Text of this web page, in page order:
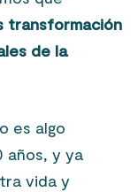
transformación
de la
es algo
años, y ya
vida y